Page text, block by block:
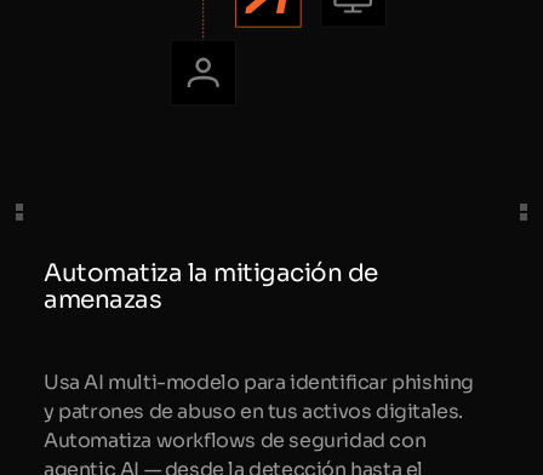
Automatiza la mitigación de
amenazas
Usa AI multi-modelo para identificar phishing
y patrones de abuso en tus activos digitales.
Automatiza workflows de seguridad con
agentic AI — desde la detección hasta el